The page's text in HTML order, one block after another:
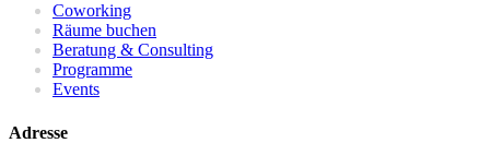
Coworking
Räume buchen
Beratung & Consulting
Programme
Events
Adresse